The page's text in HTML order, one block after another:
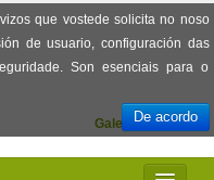
que vostede solicita no noso
de usuario, configuración das
Son esenciais para o
De acordo
Español
Galego